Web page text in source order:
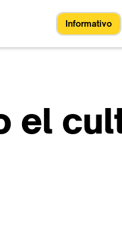
Informativo
el